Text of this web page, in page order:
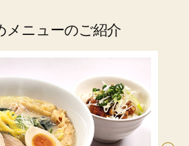
メニューのご紹介